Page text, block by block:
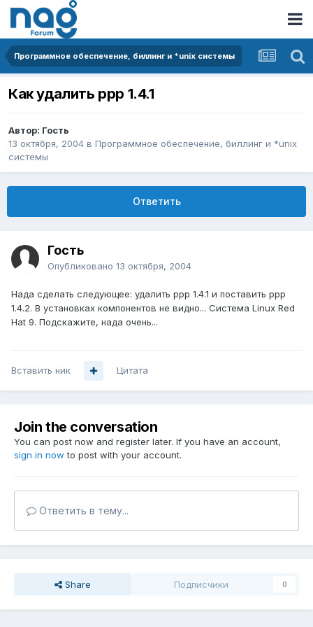
Программное обеспечение, биллинг и *unix системы
Как удалить ppp 1.4.1
Автор: Гость
13 октября, 2004 в Программное обеспечение, биллинг и *unix
системы
Ответить
Гость
Опубликовано 13 октября, 2004
Нада сделать следующее: удалить ppp 1.4.1 и поставить ppp
1.4.2. В установках компонентов не видно... Система Linux Red
Hat 9. Подскажите, нада очень...
Вставить ник Цитата
Join the conversation
You can post now and register later. If you have an account,
sign in now to post with your account.
Ответить в тему...
Share Подписчики 0